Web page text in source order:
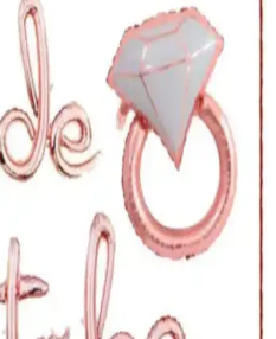
maskeleri, kişiye özel
artırır, fotoğraf ve video
anılar yaratır.
Paketi Bekarlığa
Gözlükler
paketi, bekarlığa veda
katıyor. Kullanımı kolay,
uygun fiyat avantajlarıyla
Balon Setleri
İpuçları